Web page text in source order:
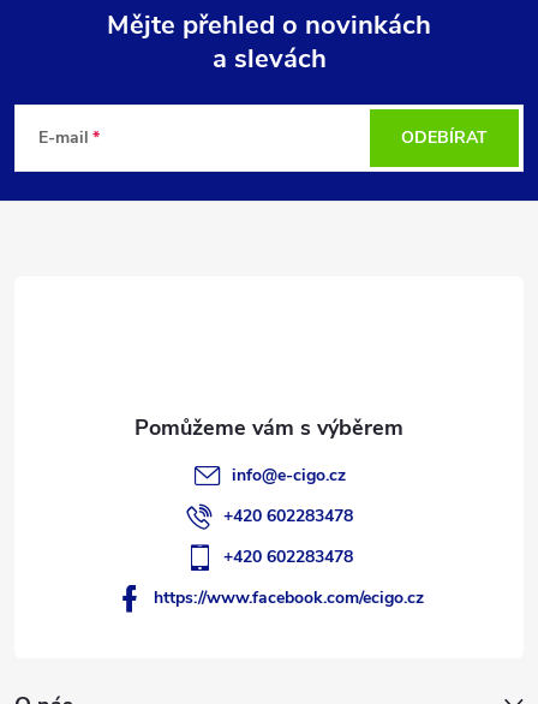
p
Mějte přehled o novinkách
a slevách
E-mail ODEBÍRAT
info@e-cigo.cz
+420 602283478
+420 602283478
https://www.facebook.com/ecigo.cz